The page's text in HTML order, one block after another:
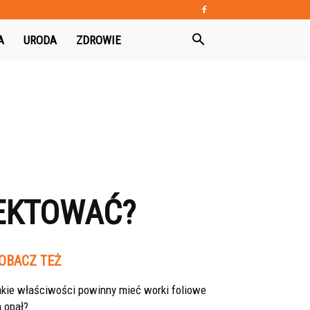
URODA ZDROWIE
TEŻ
właściwości powinny mieć worki foliowe
opał?